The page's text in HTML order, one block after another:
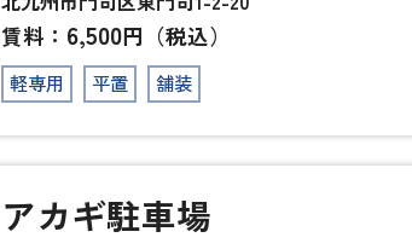
賃料： 6,500円（税込）
軽専用 平置 舗装
アカギ駐車場